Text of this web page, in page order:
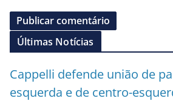
Últimas Notícias
Cappelli defende união de
esquerda e de centro-